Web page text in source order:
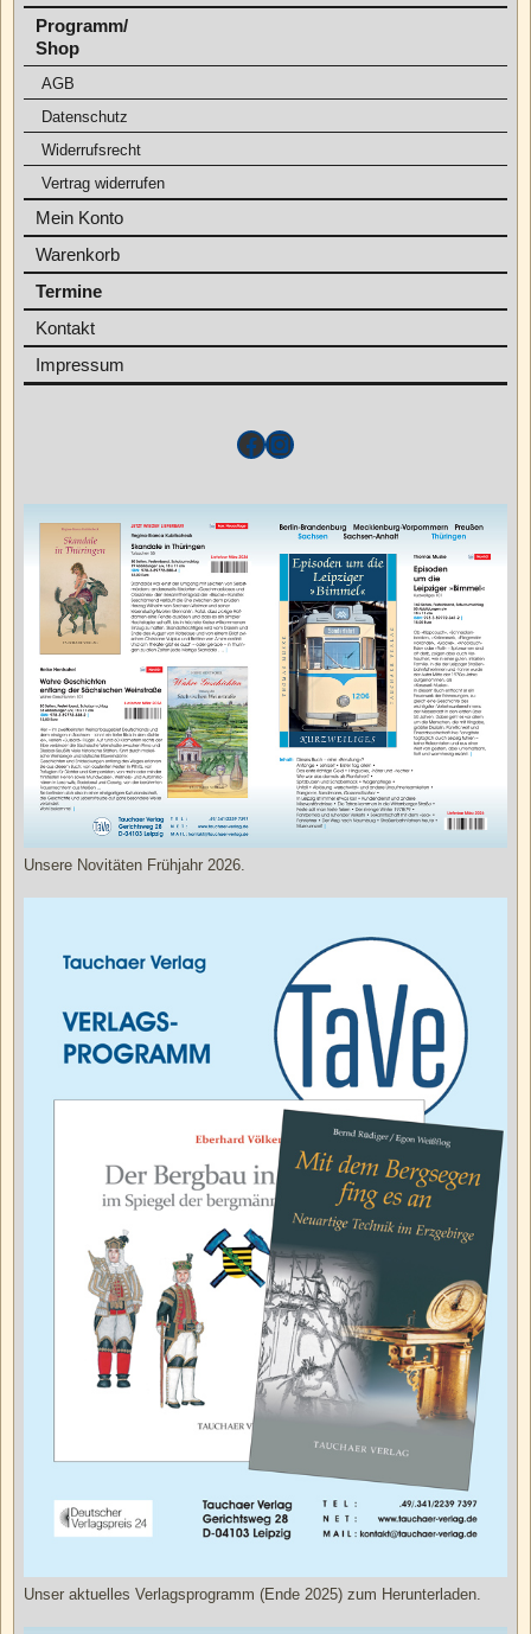
Programm/
Shop
AGB
Datenschutz
Widerrufsrecht
Vertrag widerrufen
Mein Konto
Warenkorb
Termine
Kontakt
Impressum
Unsere Novitäten Frühjahr 2026.
Unser aktuelles Verlagsprogramm (Ende 2025) zum Herunterladen.